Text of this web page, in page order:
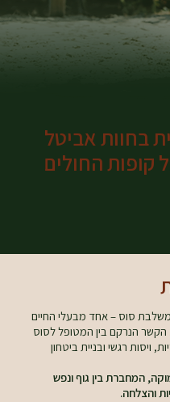
סוס – אחד מבעלי החיים
הנרקם בין המטופל לסוס
ויסות רגשי ובניית ביטחון
המחברת בין גוף ונפש
והצלחה.
בחוות אביטל
קופות החולים